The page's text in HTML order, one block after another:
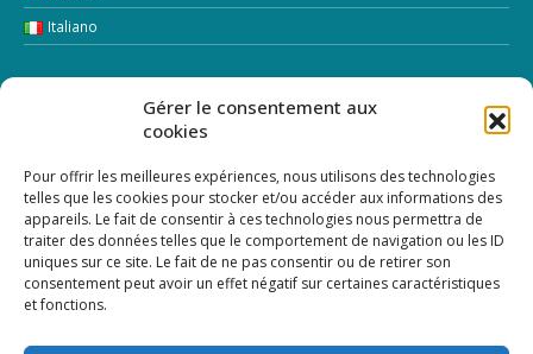
Gérer le consentement aux
cookies
Pour offrir les meilleures expériences, nous utilisons des technologies
telles que les cookies pour stocker et/ou accéder aux informations des
appareils. Le fait de consentir à ces technologies nous permettra de
traiter des données telles que le comportement de navigation ou les ID
uniques sur ce site. Le fait de ne pas consentir ou de retirer son
consentement peut avoir un effet négatif sur certaines caractéristiques
et fonctions.
Italiano